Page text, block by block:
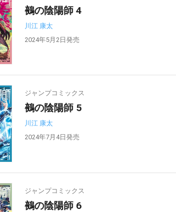
鵺の陰陽師 4
川江 康太
2024年5月2日発売
ジャンプコミックス
鵺の陰陽師 5
川江 康太
2024年7月4日発売
ジャンプコミックス
鵺の陰陽師 6